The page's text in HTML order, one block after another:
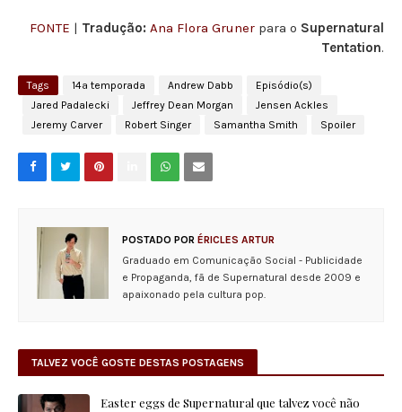
FONTE | Tradução: Ana Flora Gruner para o Supernatural
Tentation.
Tags 14ª temporada Andrew Dabb
Episódio(s)
Jared Padalecki
Jeffrey Dean Morgan
Jensen Ackles
Jeremy Carver
Robert Singer Samantha Smith Spoiler
POSTADO POR ÉRICLES ARTUR
Graduado em Comunicação Social - Publicidade
e Propaganda, fã de Supernatural desde 2009 e
apaixonado pela cultura pop.
TALVEZ VOCÊ GOSTE DESTAS POSTAGENS
Easter eggs de Supernatural que talvez você não